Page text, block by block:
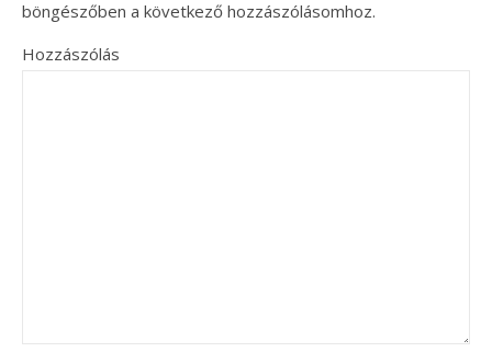
böngészőben a következő hozzászólásomhoz.
Hozzászólás